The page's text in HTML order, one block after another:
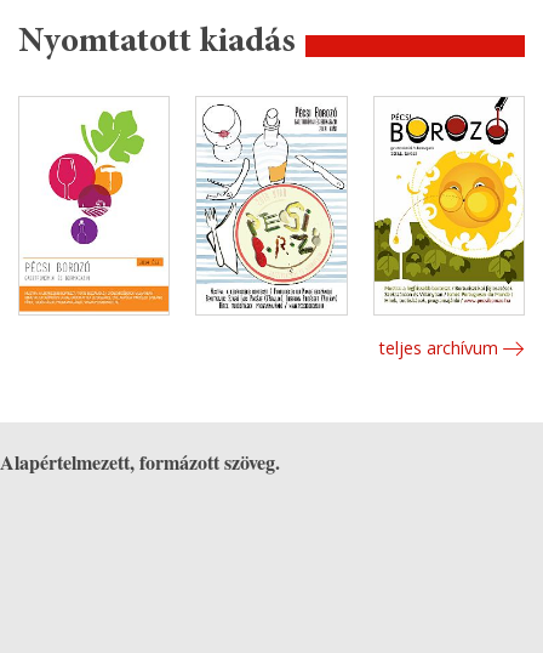
Nyomtatott kiadás
teljes archívum
Alapértelmezett, formázott szöveg.